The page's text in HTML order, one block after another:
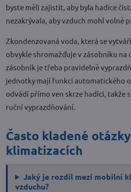
byste měli zajistit, aby byla hadice
nezakrývala, aby vzduch mohl volně
Zkondenzovaná voda, která se
obvykle shromažďuje v zásobníku na
zásobník je třeba pravidelně
jednotky mají funkci automatického
odvádí přímo ven skrze hadici, takže
ruční vyprazdňování.
Často kladené
klimatizacích
Jaký je rozdíl mezi mobilní
vzduchu?